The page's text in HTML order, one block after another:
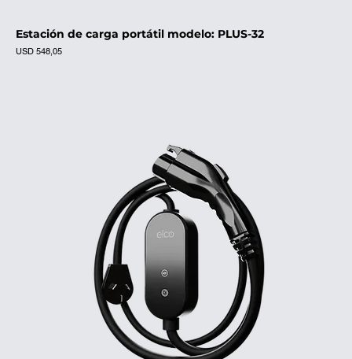
Estación de carga portátil modelo: PLUS-32
Precio
USD 548,05